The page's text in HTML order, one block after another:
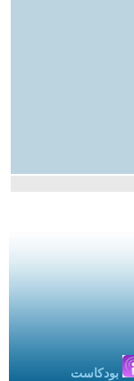
بودكاست